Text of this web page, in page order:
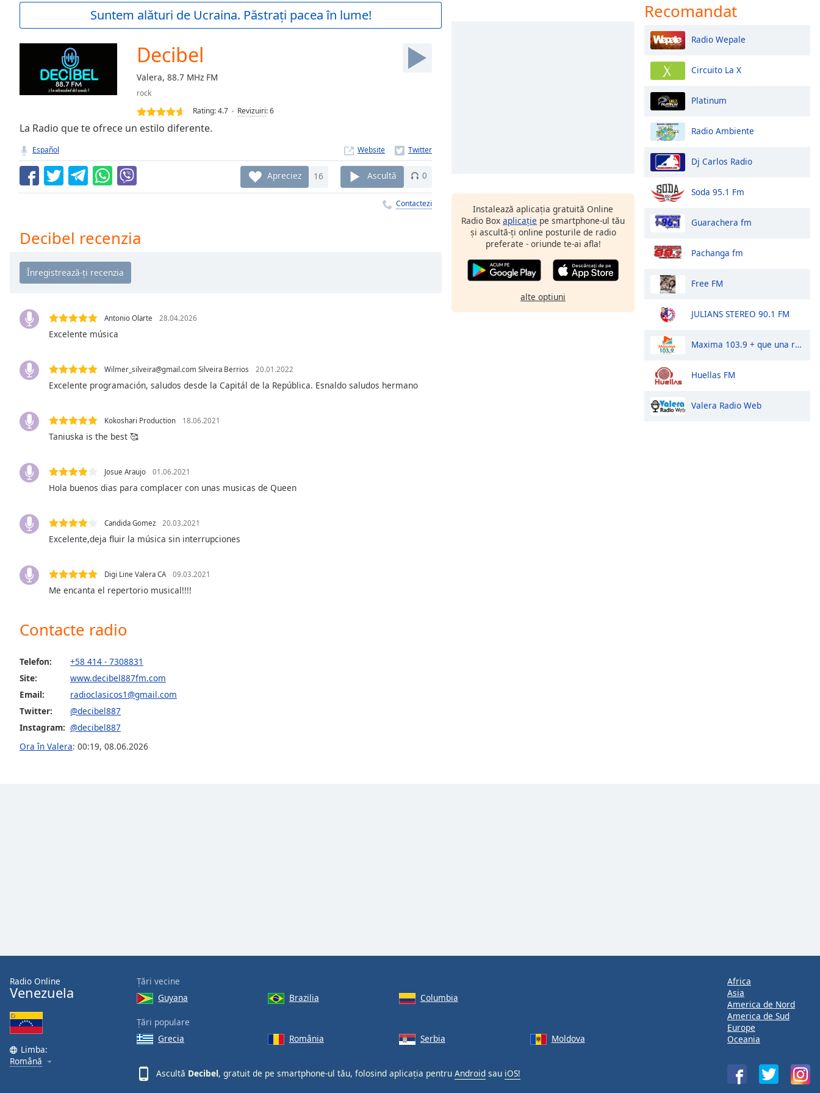
Current
Duration-:-
Stream
Seek to
currently
behind
LIVE
Remaining
Time-
Playback
Chapters
Descriptions
off
selected
subtitles
settings,
subtitles
settings
dialog
off
selected
Picture-
window.
Beginning
window.
Text
Color
Opacity
Caption
Area
Suntem alături de Ucraina. Păstrați pacea în lume!
Decibel
Valera, 88.7 MHz FM
rock
Rating:4.7 Revizuiri:6
La Radio que te ofrece un estilo diferente.
Español Website
Apreciez 16 Ascultă 0
Contactezi
Decibel recenzia
Antonio Olarte 28.04.2026
Excelente música
Wilmer_silveira@gmail.com Silveira Berrios 20.01.2022
Excelente programación, saludos desde la Capitál de la República. Esnaldo saludos hermano
Kokoshari Production 18.06.2021
Taniuska is the best 🥰
Josue Araujo 01.06.2021
Hola buenos dias para complacer con unas musicas de Queen
Candida Gomez 20.03.2021
Excelente,deja fluir la música sin interrupciones
Digi Line Valera CA 09.03.2021
Me encanta el repertorio musical!!!!
Contacte radio
Telefon:
+58 414 - 7308831
Site:
www.decibel887fm.com
Email:
radioclasicos1@gmail.com
Twitter:
@decibel887
Instagram: @decibel887
Ora în Valera: 00:19, 08.06.2026
Instalează aplicația gratuită Online
Radio Box aplicație pe smartphone-ul tău
și ascultă-ți online posturile de radio
preferate - oriunde te-ai afla!
alte optiuni
Recomandat
Radio Wepale
Circuito La X
Platinum
Radio Ambiente
Dj Carlos Radio
Soda 95.1 Fm
Guarachera fm
Pachanga fm
Free FM
JULIANS STEREO 90.1 FM
Maxima 103.9 + que una radio
Huellas FM
Valera Radio Web
Radio Online
Venezuela
Limba:
Română
Țări vecine
Guyana
Brazilia Columbia
Țări populare
Grecia
România Serbia Moldova
Ascultă Decibel, gratuit de pe smartphone-ul tău, folosind aplicația pentru Android sau iOS!
Africa
Asia
America de Nord
America de Sud
Europe
Oceania